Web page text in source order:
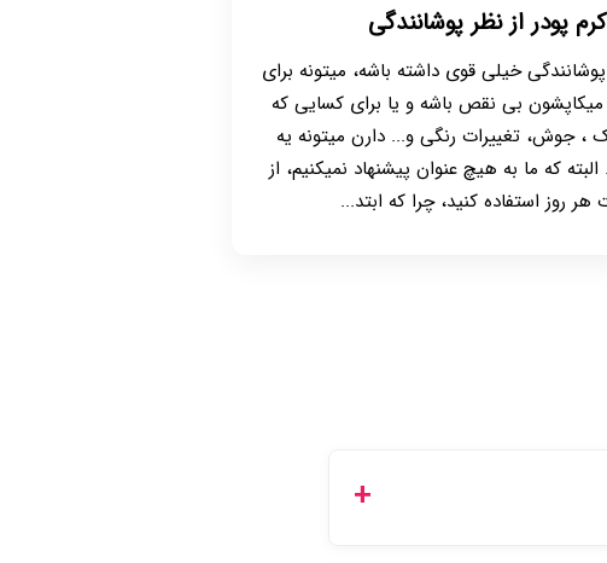
پودر از نظر پوشانندگی
خیلی قوی داشته باشه، میتونه برای
بی نقص باشه و یا برای کسایی که
جوش، تغییرات رنگی و... دارن میتونه یه
که ما به هیچ عنوان پیشنهاد نمیکنیم، از
روز استفاده کنید، چرا که ابتد...